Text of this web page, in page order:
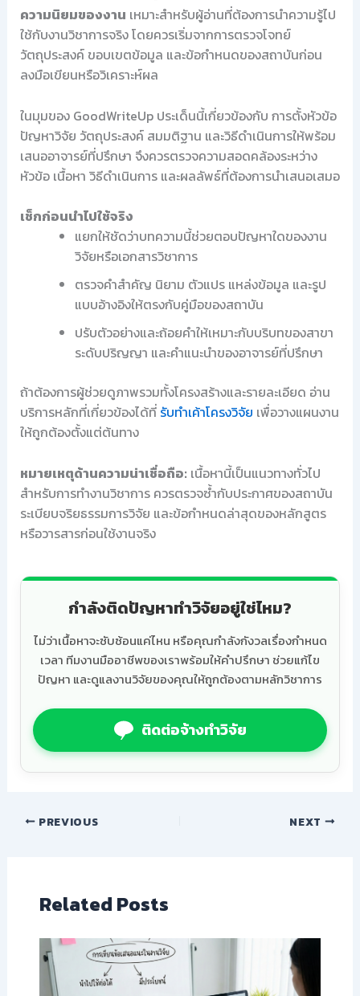
ความนิยมของงาน เหมาะสำหรับผู้อ่านที่ต้องการนำความรู้ไป
ใช้กับงานวิชาการจริง โดยควรเริ่มจากการตรวจโจทย์
วัตถุประสงค์ ขอบเขตข้อมูล และข้อกำหนดของสถาบันก่อน
ลงมือเขียนหรือวิเคราะห์ผล
ในมุมของ GoodWriteUp ประเด็นนี้เกี่ยวข้องกับ การตั้งหัวข้อ
ปัญหาวิจัย วัตถุประสงค์ สมมติฐาน และวิธีดำเนินการให้พร้อม
เสนออาจารย์ที่ปรึกษา จึงควรตรวจความสอดคล้องระหว่าง
หัวข้อ เนื้อหา วิธีดำเนินการ และผลลัพธ์ที่ต้องการนำเสนอเสมอ
เช็กก่อนนำไปใช้จริง
แยกให้ชัดว่าบทความนี้ช่วยตอบปัญหาใดของงาน
วิจัยหรือเอกสารวิชาการ
ตรวจคำสำคัญ นิยาม ตัวแปร แหล่งข้อมูล และรูป
แบบอ้างอิงให้ตรงกับคู่มือของสถาบัน
ปรับตัวอย่างและถ้อยคำให้เหมาะกับบริบทของสาขา
ระดับปริญญา และคำแนะนำของอาจารย์ที่ปรึกษา
ถ้าต้องการผู้ช่วยดูภาพรวมทั้งโครงสร้างและรายละเอียด อ่าน
บริการหลักที่เกี่ยวข้องได้ที่ รับทำเค้าโครงวิจัย เพื่อวางแผนงาน
ให้ถูกต้องตั้งแต่ต้นทาง
หมายเหตุด้านความน่าเชื่อถือ: เนื้อหานี้เป็นแนวทางทั่วไป
สำหรับการทำงานวิชาการ ควรตรวจซ้ำกับประกาศของสถาบัน
ระเบียบจริยธรรมการวิจัย และข้อกำหนดล่าสุดของหลักสูตร
หรือวารสารก่อนใช้งานจริง
กำลังติดปัญหาทำวิจัยอยู่ใช่ไหม?
ไม่ว่าเนื้อหาจะซับซ้อนแค่ไหน หรือคุณกำลังกังวลเรื่องกำหนด
เวลา ทีมงานมืออาชีพของเราพร้อมให้คำปรึกษา ช่วยแก้ไข
ปัญหา และดูแลงานวิจัยของคุณให้ถูกต้องตามหลักวิชาการ
ติดต่อจ้างทำวิจัย
PREVIOUS NEXT
Related Posts